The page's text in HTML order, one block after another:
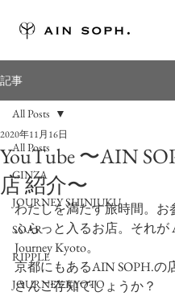
記事
All Posts
GINZA
JOURNEY SHINJUKU
SOAR
RIPPLE
JOURNEY KYOTO
All Posts
YouTube 〜AIN
店 紹介〜
2020年11月16日
わたしを満たす旅時間。お
ふらっと入るお店。それが
Journey Kyoto。
京都にもあるAIN SOPH.の
さんご存知でしょうか？